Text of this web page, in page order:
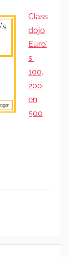
Class
dojo
Euro’
s:
100,
200
en
500